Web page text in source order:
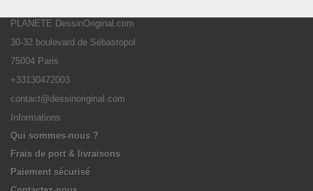
PLANETE DessinOriginal.com
30-32 boulevard de Sébastopol
75004 Paris
+33130472003
contact@dessinoriginal.com
Informations
Qui sommes-nous ?
Frais de port & livraisons
Paiement sécurisé